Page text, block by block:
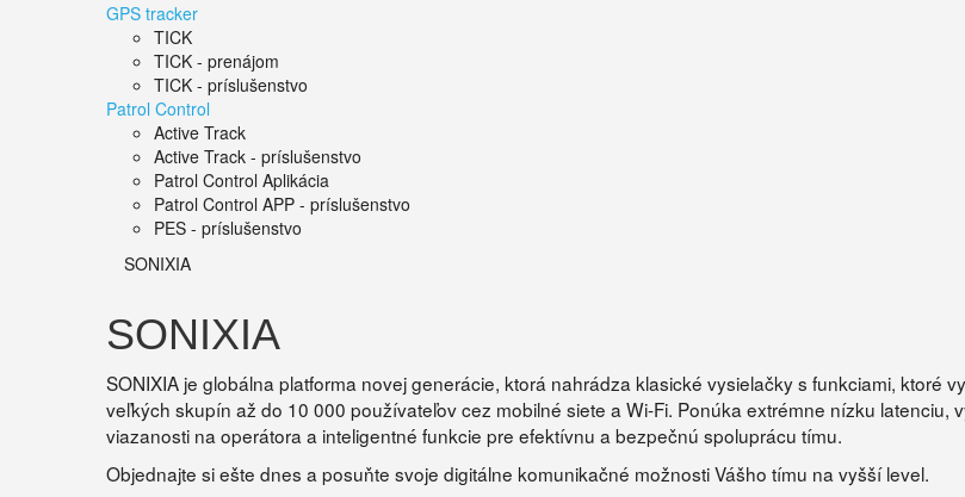
GPS tracker
TICK
TICK - prenájom
TICK - príslušenstvo
Patrol Control
Active Track
Active Track - príslušenstvo
Patrol Control Aplikácia
Patrol Control APP - príslušenstvo
PES - príslušenstvo
SONIXIA
SONIXIA
SONIXIA je globálna platforma novej generácie, ktorá nahrádza klasické vysielačky s funkciami, ktoré
veľkých skupín až do 10 000 používateľov cez mobilné siete a Wi-Fi. Ponúka extrémne nízku latenciu,
viazanosti na operátora a inteligentné funkcie pre efektívnu a bezpečnú spoluprácu tímu.
Objednajte si ešte dnes a posuňte svoje digitálne komunikačné možnosti Vášho tímu na vyšší level.